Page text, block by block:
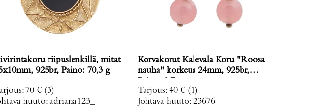
riipuslenkillä, mitat
85x10mm, 925br, Paino: 70,3 g
: 70 € (3)
huuto: adriana123_
Korvakorut Kalevala Koru "Roosa
nauha" korkeus 24mm, 925br,
Tarjous: 40 € (1)
Johtava huuto: 23676